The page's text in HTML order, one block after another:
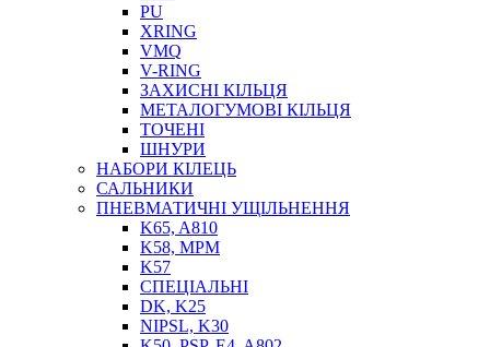
ПІСТОЛЕТИ
НАСОСИ ТА ПОМПИ
НАГНІТАЧІ
МУФТИ (НАСАДКИ) ДЛЯ ШПРИЦІВ
МАСЛЯНКИ, ЛІЙКИ
ПРЕС-МАСЛЯНКИ
ШЛАНГИ, ТРУБКИ
ШПРИЦИ МАСТИЛЬНІ
PU
XRING
VMQ
V-RING
ЗАХИСНІ КІЛЬЦЯ
МЕТАЛОГУМОВІ КІЛЬЦЯ
ТОЧЕНІ
ШНУРИ
НАБОРИ КІЛЕЦЬ
САЛЬНИКИ
ПНЕВМАТИЧНІ УЩІЛЬНЕННЯ
K65, A810
K58, MPM
K57
СПЕЦІАЛЬНІ
DK, K25
NIPSL, K30